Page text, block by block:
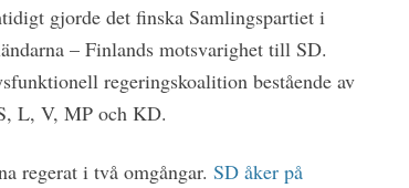
gjorde det finska Samlingspartiet i
– Finlands motsvarighet till SD.
regeringskoalition bestående av
L, V, MP och KD.
regerat i två omgångar. SD åker på